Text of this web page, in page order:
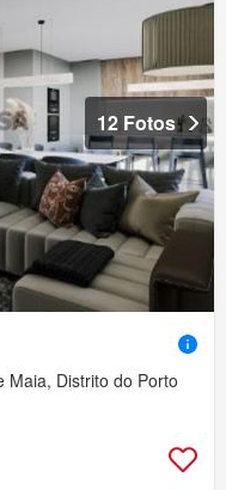
12 Fotos
Maia, Distrito do Porto